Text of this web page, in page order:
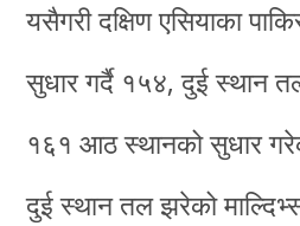
यसैगरी दक्षिण एसियाका
सुधार गर्दै १५४, दुई स्थान
१६१ आठ स्थानको सुधार
दुई स्थान तल झरेको